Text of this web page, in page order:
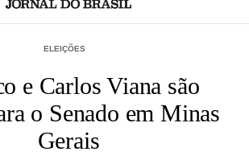
ELEIÇÕES
e Carlos Viana são
o Senado em Minas
Gerais